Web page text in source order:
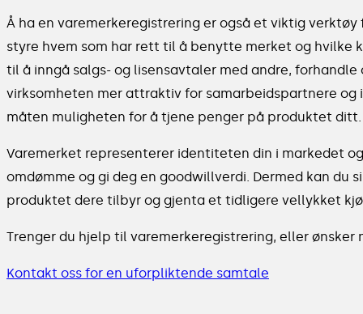
Å ha en varemerkeregistrering er også et viktig
styre hvem som har rett til å benytte merket og hvilke
til å inngå salgs- og lisensavtaler med andre,
virksomheten mer attraktiv for samarbeidspartnere og
måten muligheten for å tjene penger på produktet ditt.
Varemerket representerer identiteten din i markedet
omdømme og gi deg en goodwillverdi. Dermed kan du
produktet dere tilbyr og gjenta et tidligere vellykket
Trenger du hjelp til varemerkeregistrering, eller ønsker
Kontakt oss for en uforpliktende samtale